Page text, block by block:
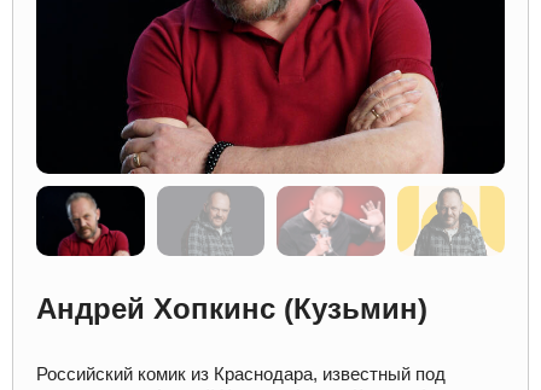
Андрей Хопкинс (Кузьмин)
Российский комик из Краснодара, известный под